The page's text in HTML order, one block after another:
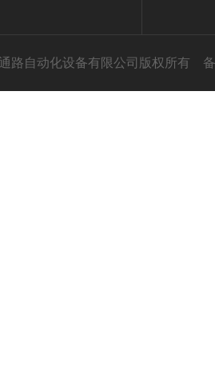
路自动化设备有限公司版权所有